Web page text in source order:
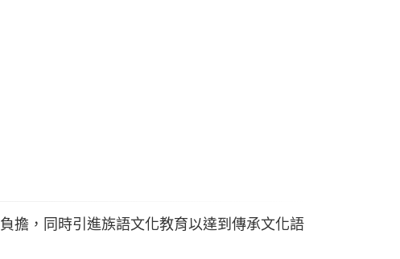
擔，同時引進族語文化教育以達到傳承文化語